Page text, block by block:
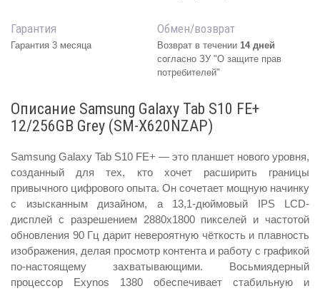
Гарантия
Гарантия 3 месяца
Обмен/возврат
Возврат в течении 14 дней
согласно ЗУ "О защите прав
потребителей"
Описание Samsung Galaxy Tab S10 FE+
12/256GB Grey (SM-X620NZAP)
Samsung Galaxy Tab S10 FE+ — это планшет нового уровня,
созданный для тех, кто хочет расширить границы
привычного цифрового опыта. Он сочетает мощную начинку
с изысканным дизайном, а 13,1-дюймовый IPS LCD-
дисплей с разрешением 2880x1800 пикселей и частотой
обновления 90 Гц дарит невероятную чёткость и плавность
изображения, делая просмотр контента и работу с графикой
по-настоящему захватывающими. Восьмиядерный
процессор Exynos 1380 обеспечивает стабильную и